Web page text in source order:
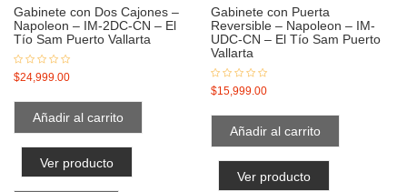
Gabinete con Dos Cajones –
Napoleon – IM-2DC-CN – El
Tío Sam Puerto Vallarta
$24,999.00
Añadir al carrito
Ver producto
Gabinete con Puerta
Reversible – Napoleon – IM-
UDC-CN – El Tío Sam Puerto
Vallarta
$15,999.00
Añadir al carrito
Ver producto